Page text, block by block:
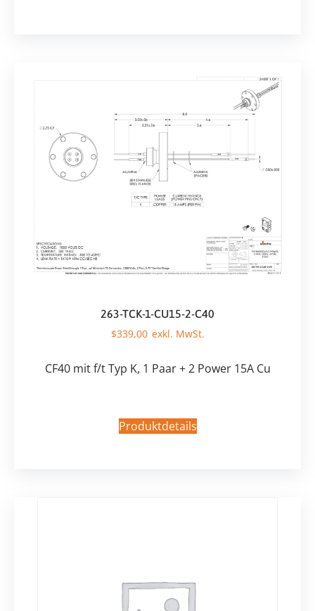
263-TCK-1-CU15-2-C40
$339,00
CF40 mit f/t Typ K, 1 Paar + 2 Power 15A Cu
Produktdetails